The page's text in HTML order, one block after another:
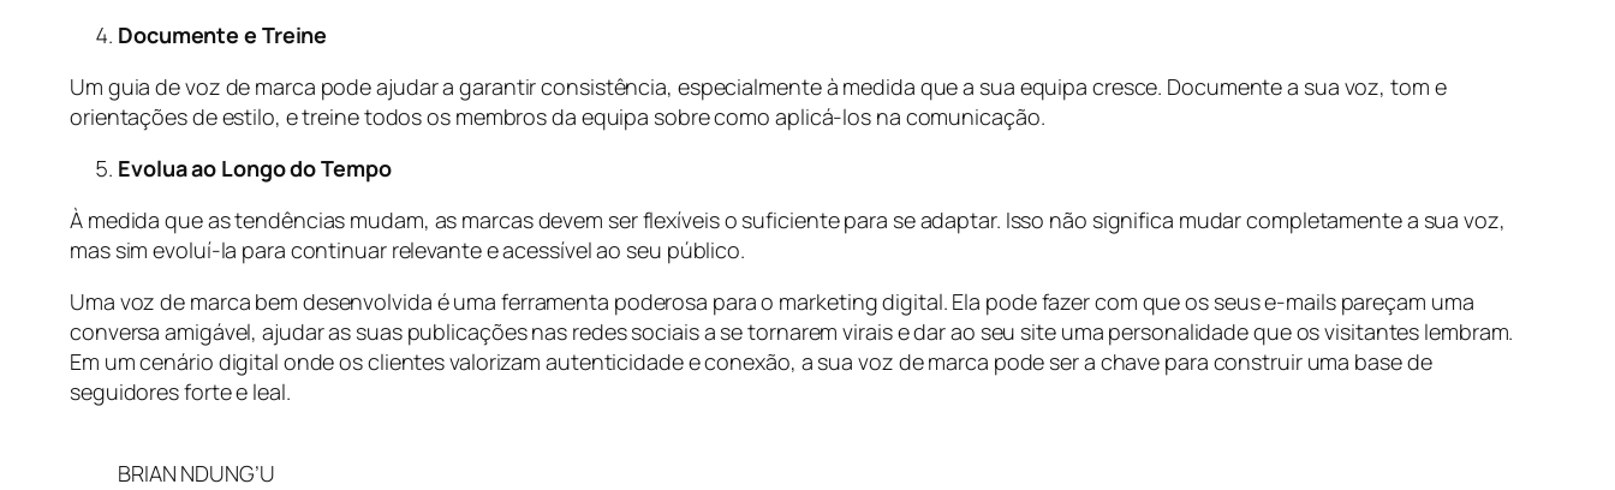
Documente e Treine
Um guia de voz de marca pode ajudar a garantir consistência, especialmente à medida que a sua equipa cresce. Documente a sua voz, tom e
orientações de estilo, e treine todos os membros da equipa sobre como aplicá-los na comunicação.
Evolua ao Longo do Tempo
À medida que as tendências mudam, as marcas devem ser flexíveis o suficiente para se adaptar. Isso não significa mudar completamente a sua voz,
mas sim evoluí-la para continuar relevante e acessível ao seu público.
Uma voz de marca bem desenvolvida é uma ferramenta poderosa para o marketing digital. Ela pode fazer com que os seus e-mails pareçam uma
conversa amigável, ajudar as suas publicações nas redes sociais a se tornarem virais e dar ao seu site uma personalidade que os visitantes lembram.
Em um cenário digital onde os clientes valorizam autenticidade e conexão, a sua voz de marca pode ser a chave para construir uma base de
seguidores forte e leal.
BRIAN NDUNG’U